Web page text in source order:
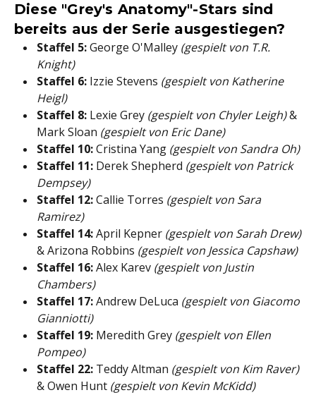
Diese "Grey's Anatomy"-Stars sind
bereits aus der Serie ausgestiegen?
Staffel 5:George O'Malley (gespielt von T.R.
Knight)
Staffel 6: Izzie Stevens (gespielt von Katherine
Heigl)
Staffel 8: Lexie Grey (gespielt von Chyler Leigh)&
Mark Sloan (gespielt von Eric Dane)
Staffel 10:Cristina Yang (gespielt von Sandra Oh)
Staffel 11: Derek Shepherd (gespielt von Patrick
Dempsey)
Staffel 12:Callie Torres (gespielt von Sara
Ramirez)
Staffel 14:April Kepner (gespielt von Sarah Drew)
& Arizona Robbins (gespielt von Jessica Capshaw)
Staffel 16:Alex Karev (gespielt von Justin
Chambers)
Staffel 17:Andrew DeLuca (gespielt von Giacomo
Gianniotti)
Staffel 19: Meredith Grey (gespielt von Ellen
Pompeo)
Staffel 22: Teddy Altman (gespielt von Kim Raver)
& Owen Hunt (gespielt von Kevin McKidd)